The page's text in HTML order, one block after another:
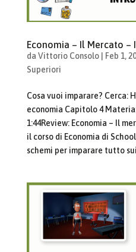
Economia – Il Mercato –
da Vittorio Consolo| Feb 1,
Superiori
Cosa vuoi imparare? Cerca:
economia Capitolo 4
1:44Review: Economia – Il
il corso di Economia di
schemi per imparare tutto